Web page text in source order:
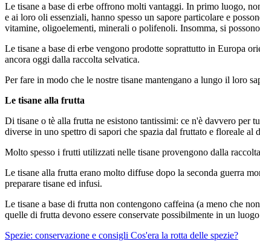
Le tisane a base di erbe offrono molti vantaggi. In primo luogo,
e ai loro oli essenziali, hanno spesso un sapore particolare e
vitamine, oligoelementi, minerali o polifenoli. Insomma, si
Le tisane a base di erbe vengono prodotte ​​soprattutto in Europa
ancora oggi dalla raccolta selvatica.
Per fare in modo che le nostre tisane mantengano a lungo il loro
Le tisane alla frutta
Di tisane o tè alla frutta ne esistono tantissimi: ce n'è davvero per
diverse in uno spettro di sapori che spazia dal fruttato e floreale al
Molto spesso i frutti utilizzati nelle tisane provengono dalla
Le tisane alla frutta erano molto diffuse dopo la seconda guerra
preparare tisane ed infusi.
Le tisane a base di frutta non contengono caffeina (a meno che
quelle di frutta devono essere conservate possibilmente in un
Spezie: conservazione e consigli Cos'era la rotta delle spezie?